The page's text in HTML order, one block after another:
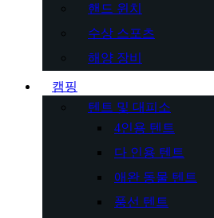
핸드 윈치
수상 스포츠
해양 장비
캠핑
텐트 및 대피소
4인용 텐트
다 인용 텐트
애완 동물 텐트
풍선 텐트